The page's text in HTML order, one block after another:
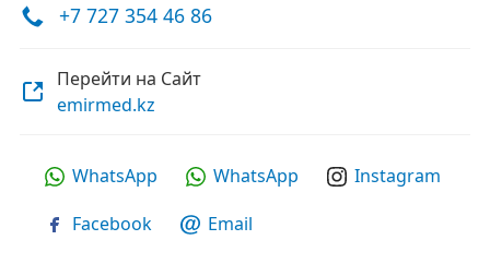
+7 727 354 46 86
Перейти на Сайт
emirmed.kz
WhatsApp WhatsApp
Instagram
Facebook
Email